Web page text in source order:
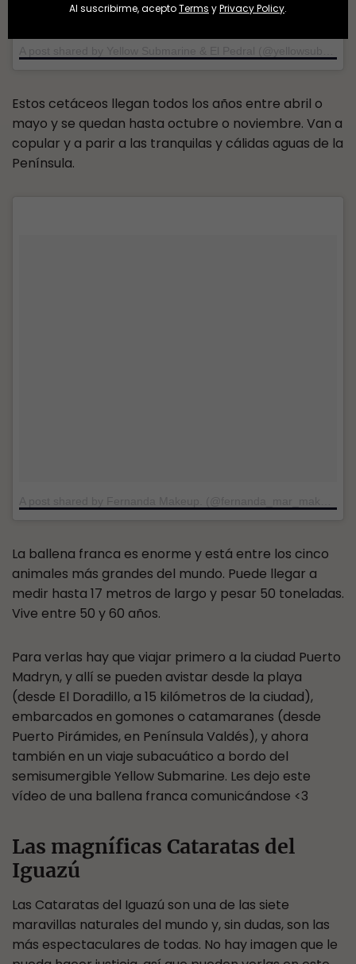
Estos cetáceos llegan todos los años entre abril o
mayo y se quedan hasta octubre o noviembre. Van a
copular y a parir a las tranquilas y cálidas aguas de la
Península.
La ballena franca es enorme y está entre los cinco
animales más grandes del mundo. Puede llegar a
medir hasta 17 metros de largo y pesar 50 toneladas.
Vive entre 50 y 60 años.
Para verlas hay que viajar primero a la ciudad Puerto
Madryn, y allí se pueden avistar desde la playa
(desde El Doradillo, a 15 kilómetros de la ciudad),
embarcados en gomones o catamaranes (desde
Puerto Pirámides, en Península Valdés), y ahora
también en un viaje subacuático a bordo del
semisumergible Yellow Submarine. Les dejo este
vídeo de una ballena franca comunicándose <3
Las magníficas Cataratas del
Iguazú
Las Cataratas del Iguazú son una de las siete
maravillas naturales del mundo y, sin dudas, son las
más espectaculares de todas. No hay imagen que le
Al suscribirme, aceptoTerms yPrivacy Policy.